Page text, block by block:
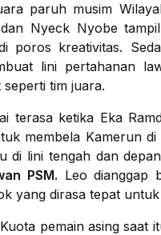
paruh musim
Nyeck Nyobe
poros kreativitas.
lini pertahanan
tim juara.
terasa ketika Eka
membela Kamerun
di lini tengah dan
PSM. Leo dianggap
yang dirasa tepat
pemain asing